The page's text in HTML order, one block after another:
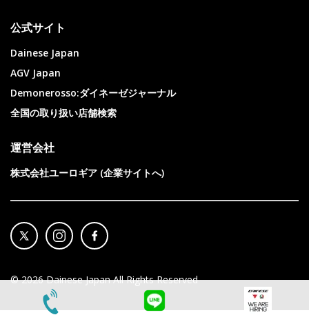
公式サイト
Dainese Japan
AGV Japan
Demonerosso:ダイネーゼジャーナル
全国の取り扱い店舗検索
運営会社
株式会社ユーロギア (企業サイトへ)
©2026Dainese Japan All Rights Reserved